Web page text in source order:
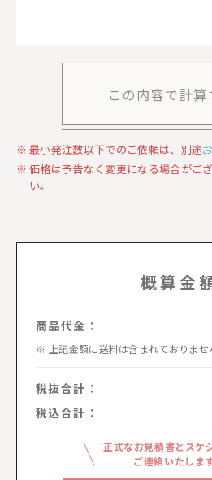
この内容で計算
最小発注数以下でのご依頼は、別途
価格は予告なく変更になる場合がご
い。
概算金
商品代金：
上記金額に送料は含まれておりませ
税抜合計：
税込合計：
正式なお見積書とスケ
ご連絡いたしま